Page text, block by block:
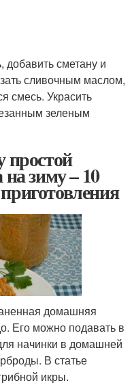
добавить сметану и
сливочным маслом,
смесь. Украсить
зеленым
простой
зиму – 10
домашняя
Его можно подавать в
начинки в домашней
В статье
икры.